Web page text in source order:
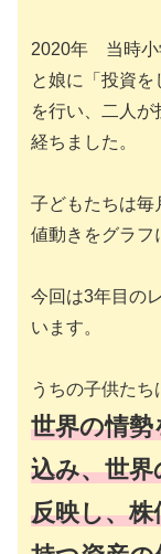
2020年 当時小
と娘に「投資
を行い、二人
経ちました。
子どもたちは毎
値動きをグラフ
今回は3年目の
います。
うちの子供たち
世界の情
込み、世
反映し、